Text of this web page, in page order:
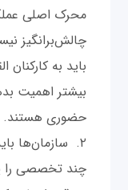
محرک اصلی
چالش‌برانگیز
باید به کارکنان
بیشتر اهمیت
حضوری هستند.
سازمان‌ها
چند تخصصی را